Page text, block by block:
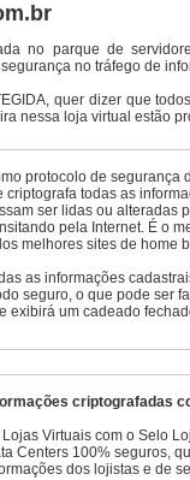
no parque de
no tráfego de
quer dizer que
nessa loja virtual estão
protocolo de segurança
criptografa todas as
ser lidas ou alteradas
pela Internet. É o
melhores sites de home
as informações
seguro, o que pode ser
exibirá um cadeado
criptografadas
Lojas Virtuais com o Selo
Centers 100% seguros,
dos lojistas e de